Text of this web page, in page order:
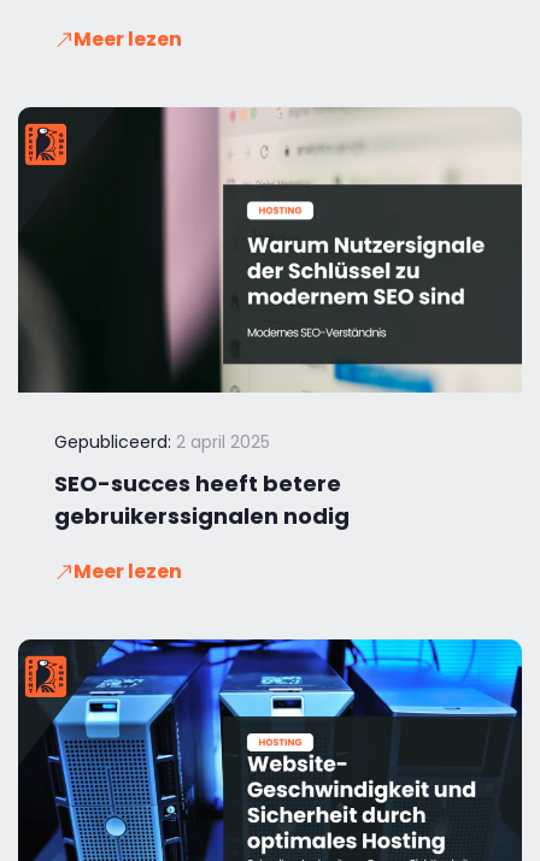
Meer lezen
Gepubliceerd: 2 april 2025
SEO-succes heeft betere
gebruikerssignalen nodig
Meer lezen